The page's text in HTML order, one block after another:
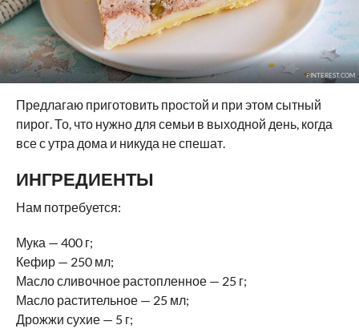
PINTEREST.COM
Предлагаю приготовить простой и при этом сытный
пирог. То, что нужно для семьи в выходной день, когда
все с утра дома и никуда не спешат.
ИНГРЕДИЕНТЫ
Нам потребуется:
Мука — 400 г;
Кефир — 250 мл;
Масло сливочное растопленное — 25 г;
Масло растительное — 25 мл;
Дрожжи сухие — 5 г;